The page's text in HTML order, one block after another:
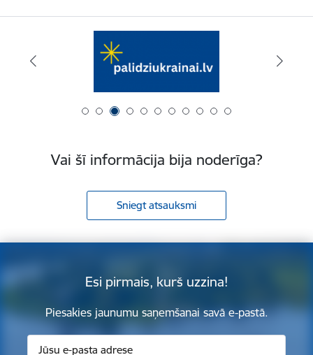
Vai šī informācija bija noderīga?
Sniegt atsauksmi
Esi pirmais, kurš uzzina!
Piesakies jaunumu saņemšanai savā e-pastā.